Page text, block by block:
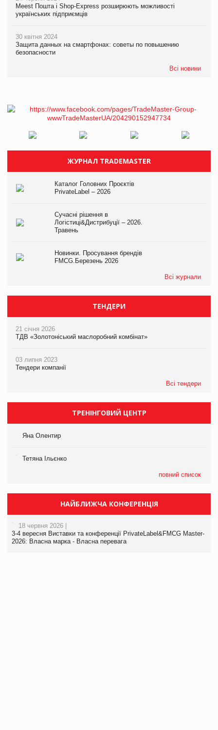
Meest Пошта і Shop-Express розширюють можливості
українських підприємців
30 квітня 2024
Защита данных на смартфонах: советы по повышению
безопасности
Всі новини
ЖУРНАЛ TRADEMASTER
Каталог Головних Проєктів
PrivateLabel – 2026
Сучасні рішення в
Логістиці&Дистрибуції – 2026.
Травень
Новинки. Просування брендів
FMCG.Березень 2026
Всі журнали
ТЕНДЕРИ
21 січня 2026
ТДВ «Золотоніський маслоробний комбінат»
03 липня 2023
Тендери компанії
Всі тендери
ТРЕНІНГОВИЙ ЦЕНТР
Яна Олентир
Тетяна Ільєнко
повний список
НАЙБЛИЖЧА КОНФЕРЕНЦІЯ
18 червня 2026 |
3-4 вересня Виставки та конференції PrivateLabel&FMCG Master-
2026: Власна марка - Власна перевага